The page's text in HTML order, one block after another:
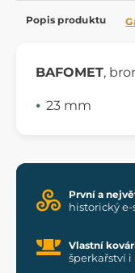
Popis produktu
BAFOMET,
23 mm
První a
historický e-
Vlastní
šperkařství i